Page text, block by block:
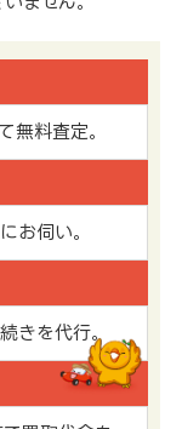
無料査定。
お伺い。
きを代行。